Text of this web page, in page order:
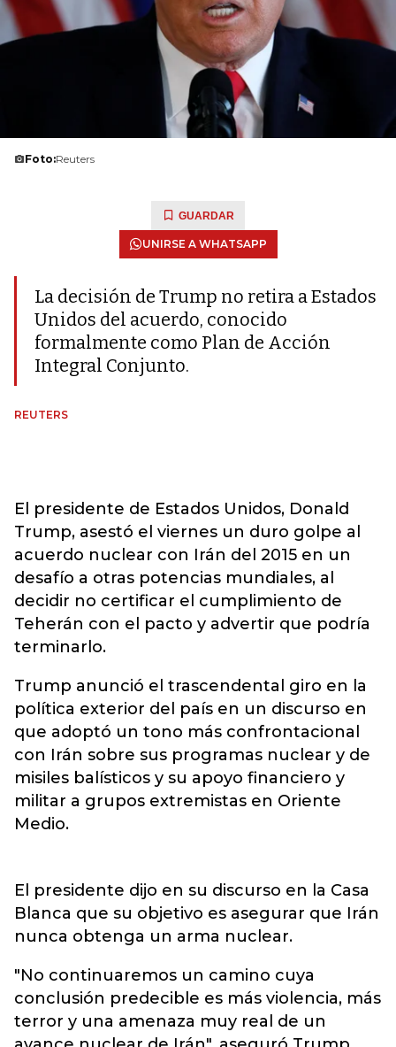
Foto:Reuters
GUARDAR
UNIRSE A WHATSAPP
La decisión de Trump no retira a Estados
Unidos del acuerdo, conocido
formalmente como Plan de Acción
Integral Conjunto.
REUTERS
El presidente de Estados Unidos, Donald
Trump, asestó el viernes un duro golpe al
acuerdo nuclear con Irán del 2015 en un
desafío a otras potencias mundiales, al
decidir no certificar el cumplimiento de
Teherán con el pacto y advertir que podría
terminarlo.
Trump anunció el trascendental giro en la
política exterior del país en un discurso en
que adoptó un tono más confrontacional
con Irán sobre sus programas nuclear y de
misiles balísticos y su apoyo financiero y
militar a grupos extremistas en Oriente
Medio.
El presidente dijo en su discurso en la Casa
Blanca que su objetivo es asegurar que Irán
nunca obtenga un arma nuclear.
"No continuaremos un camino cuya
conclusión predecible es más violencia, más
terror y una amenaza muy real de un